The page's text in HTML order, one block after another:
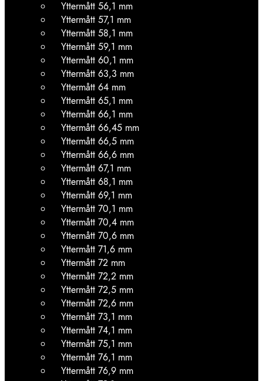
Yttermått 56,1 mm
Yttermått 57,1 mm
Yttermått 58,1 mm
Yttermått 59,1 mm
Yttermått 60,1 mm
Yttermått 63,3 mm
Yttermått 64 mm
Yttermått 65,1 mm
Yttermått 66,1 mm
Yttermått 66,45 mm
Yttermått 66,5 mm
Yttermått 66,6 mm
Yttermått 67,1 mm
Yttermått 68,1 mm
Yttermått 69,1 mm
Yttermått 70,1 mm
Yttermått 70,4 mm
Yttermått 70,6 mm
Yttermått 71,6 mm
Yttermått 72 mm
Yttermått 72,2 mm
Yttermått 72,5 mm
Yttermått 72,6 mm
Yttermått 73,1 mm
Yttermått 74,1 mm
Yttermått 75,1 mm
Yttermått 76,1 mm
Yttermått 76,9 mm